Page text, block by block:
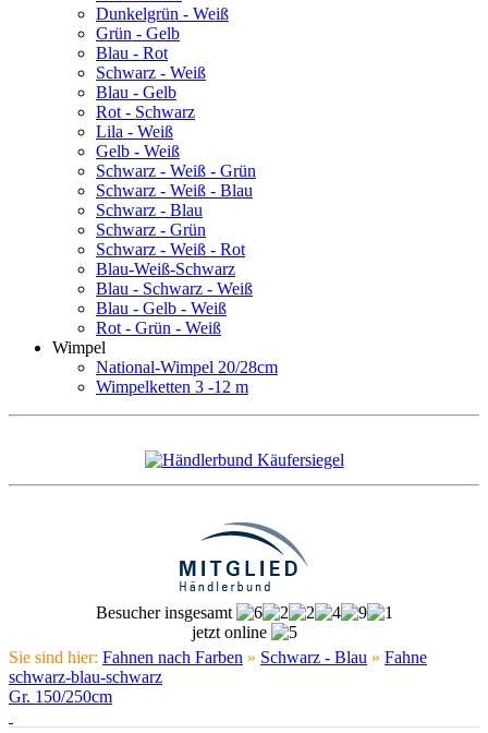
Dunkelgrün - Weiß
Grün - Gelb
Blau - Rot
Schwarz - Weiß
Blau - Gelb
Rot - Schwarz
Lila - Weiß
Gelb - Weiß
Schwarz - Weiß - Grün
Schwarz - Weiß - Blau
Schwarz - Blau
Schwarz - Grün
Schwarz - Weiß - Rot
Blau-Weiß-Schwarz
Blau - Schwarz - Weiß
Blau - Gelb - Weiß
Rot - Grün - Weiß
Wimpel
National-Wimpel 20/28cm
Wimpelketten 3 -12 m
Besucher insgesamt
jetzt online
Sie sind hier: Fahnen nach Farben » Schwarz - Blau » Fahne
schwarz-blau-schwarz
Gr. 150/250cm